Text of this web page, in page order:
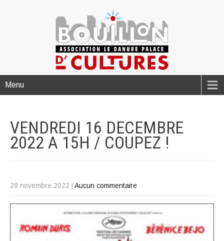
Menu
VENDREDI 16 DECEMBRE
2022 A 15H / COUPEZ !
28 novembre 2022 Aucun commentaire